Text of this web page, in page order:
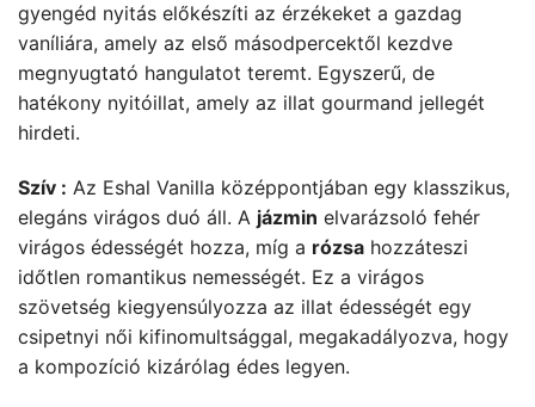
gyengéd nyitás előkészíti az érzékeket a gazdag
vaníliára, amely az első másodpercektől kezdve
megnyugtató hangulatot teremt. Egyszerű, de
hatékony nyitóillat, amely az illat gourmand jellegét
hirdeti.
Szív : Az Eshal Vanilla középpontjában egy klasszikus,
elegáns virágos duó áll. A jázmin elvarázsoló fehér
virágos édességét hozza, míg a rózsa hozzáteszi
időtlen romantikus nemességét. Ez a virágos
szövetség kiegyensúlyozza az illat édességét egy
csipetnyi női kifinomultsággal, megakadályozva, hogy
a kompozíció kizárólag édes legyen.